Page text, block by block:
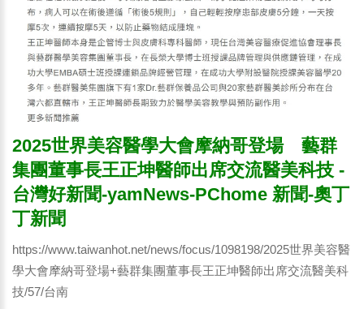
2025世界美容醫學大會摩納哥登場 藝群
集團董事長王正坤醫師出席交流醫美科技 -
台灣好新聞-yamNews-PChome 新聞-奧丁
丁新聞
https://www.taiwanhot.net/news/focus/1098198/2025世界美容醫
學大會摩納哥登場+藝群集團董事長王正坤醫師出席交流醫美科
技/57/台南